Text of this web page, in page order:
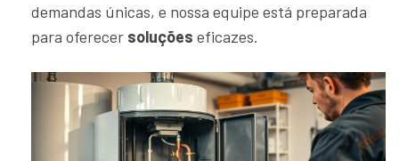
demandas únicas, e nossa equipe está preparada
para oferecer soluções eficazes.